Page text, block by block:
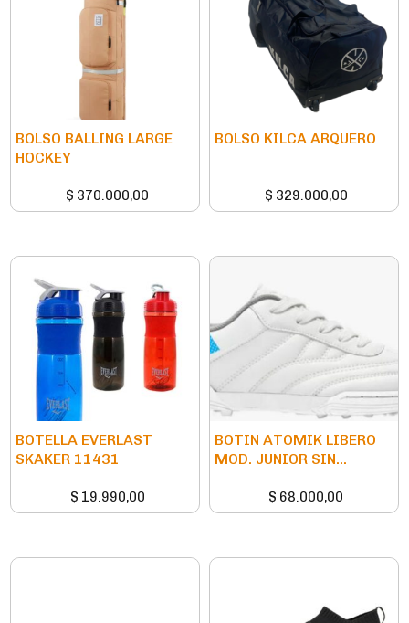
BOLSO BALLING LARGE
HOCKEY
$ 370.000,00
BOLSO KILCA ARQUERO
$ 329.000,00
BOTELLA EVERLAST
SKAKER 11431
$ 19.990,00
BOTIN ATOMIK LIBERO
MOD. JUNIOR SIN...
$ 68.000,00